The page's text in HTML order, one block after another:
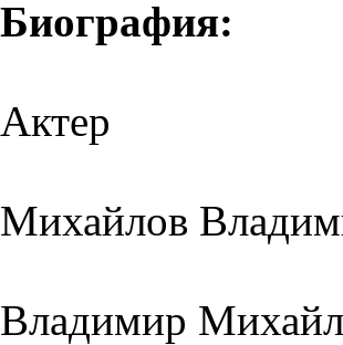
Биография:
Актер
Михайлов
Владимир